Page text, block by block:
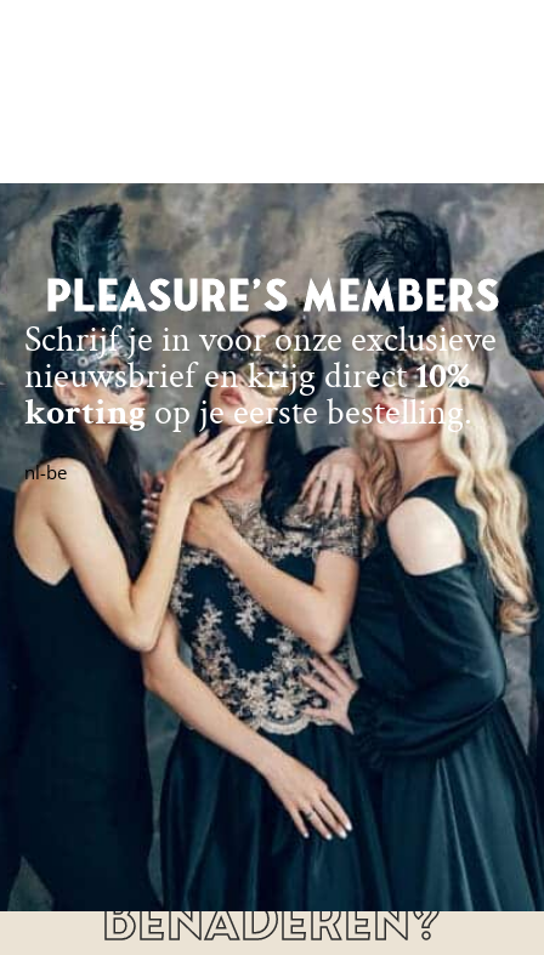
Pleasure's Members
Schrijf je in voor onze exclusieve
nieuwsbrief en krijg direct10%
kortingop je eerste bestelling.
nl-be
Hoe kan jij ons
benaderen?